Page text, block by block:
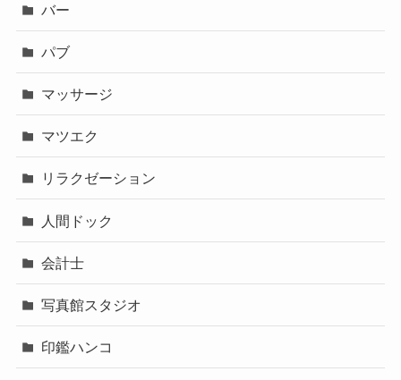
バー
パブ
マッサージ
マツエク
リラクゼーション
人間ドック
会計士
写真館スタジオ
印鑑ハンコ